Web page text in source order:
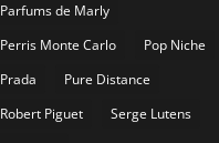
Parfums de Marly
Perris Monte Carlo
Pop Niche
Prada
Pure Distance
Robert Piguet
Serge Lutens